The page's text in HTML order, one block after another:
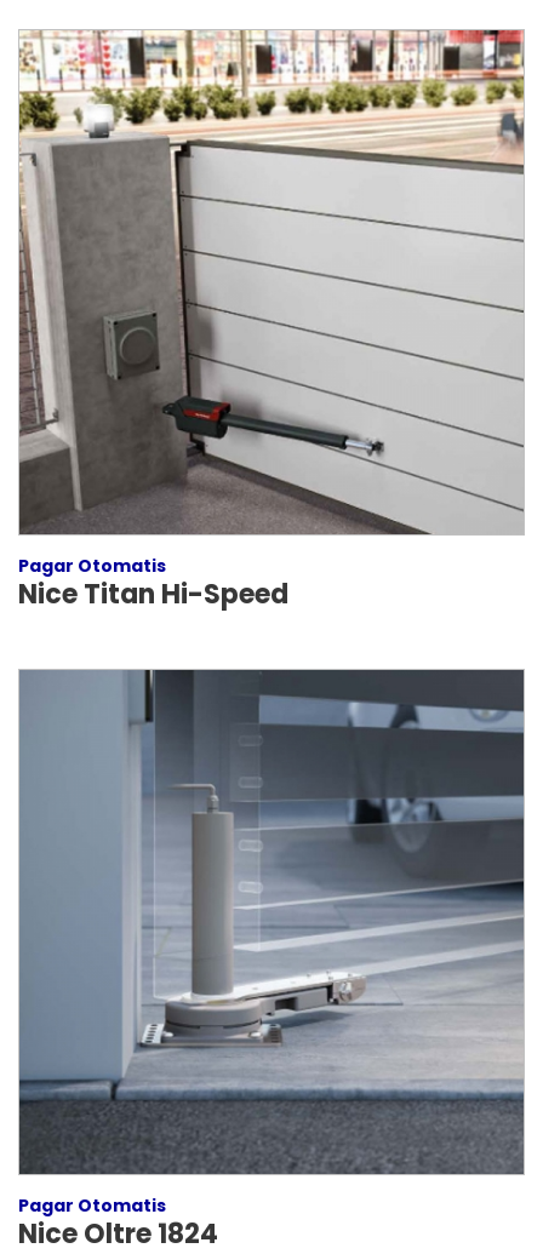
Pagar Otomatis
Nice Titan Hi-Speed
Pagar Otomatis
Nice Oltre 1824